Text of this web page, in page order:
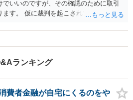
いいのですが、その確認のために取引
ます。 仮に裁判を起こされていて欠席で
続きは弁護士にもお願いできるので最寄
ランキング
費者金融が自宅にくるのをや